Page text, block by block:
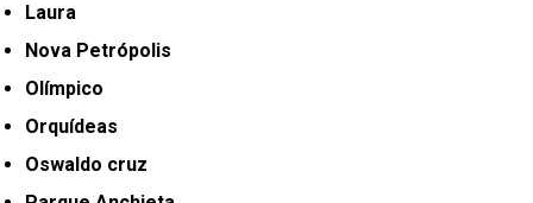
Laura
Nova Petrópolis
Olímpico
Orquídeas
Oswaldo cruz